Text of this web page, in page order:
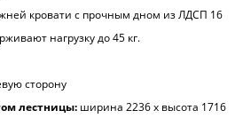
кровати с прочным дном из ЛДСП 16
нагрузку до 45 кг.
сторону
лестницы: ширина 2236 х высота 1716